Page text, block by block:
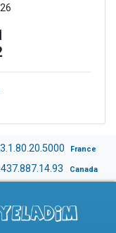
France
Canada